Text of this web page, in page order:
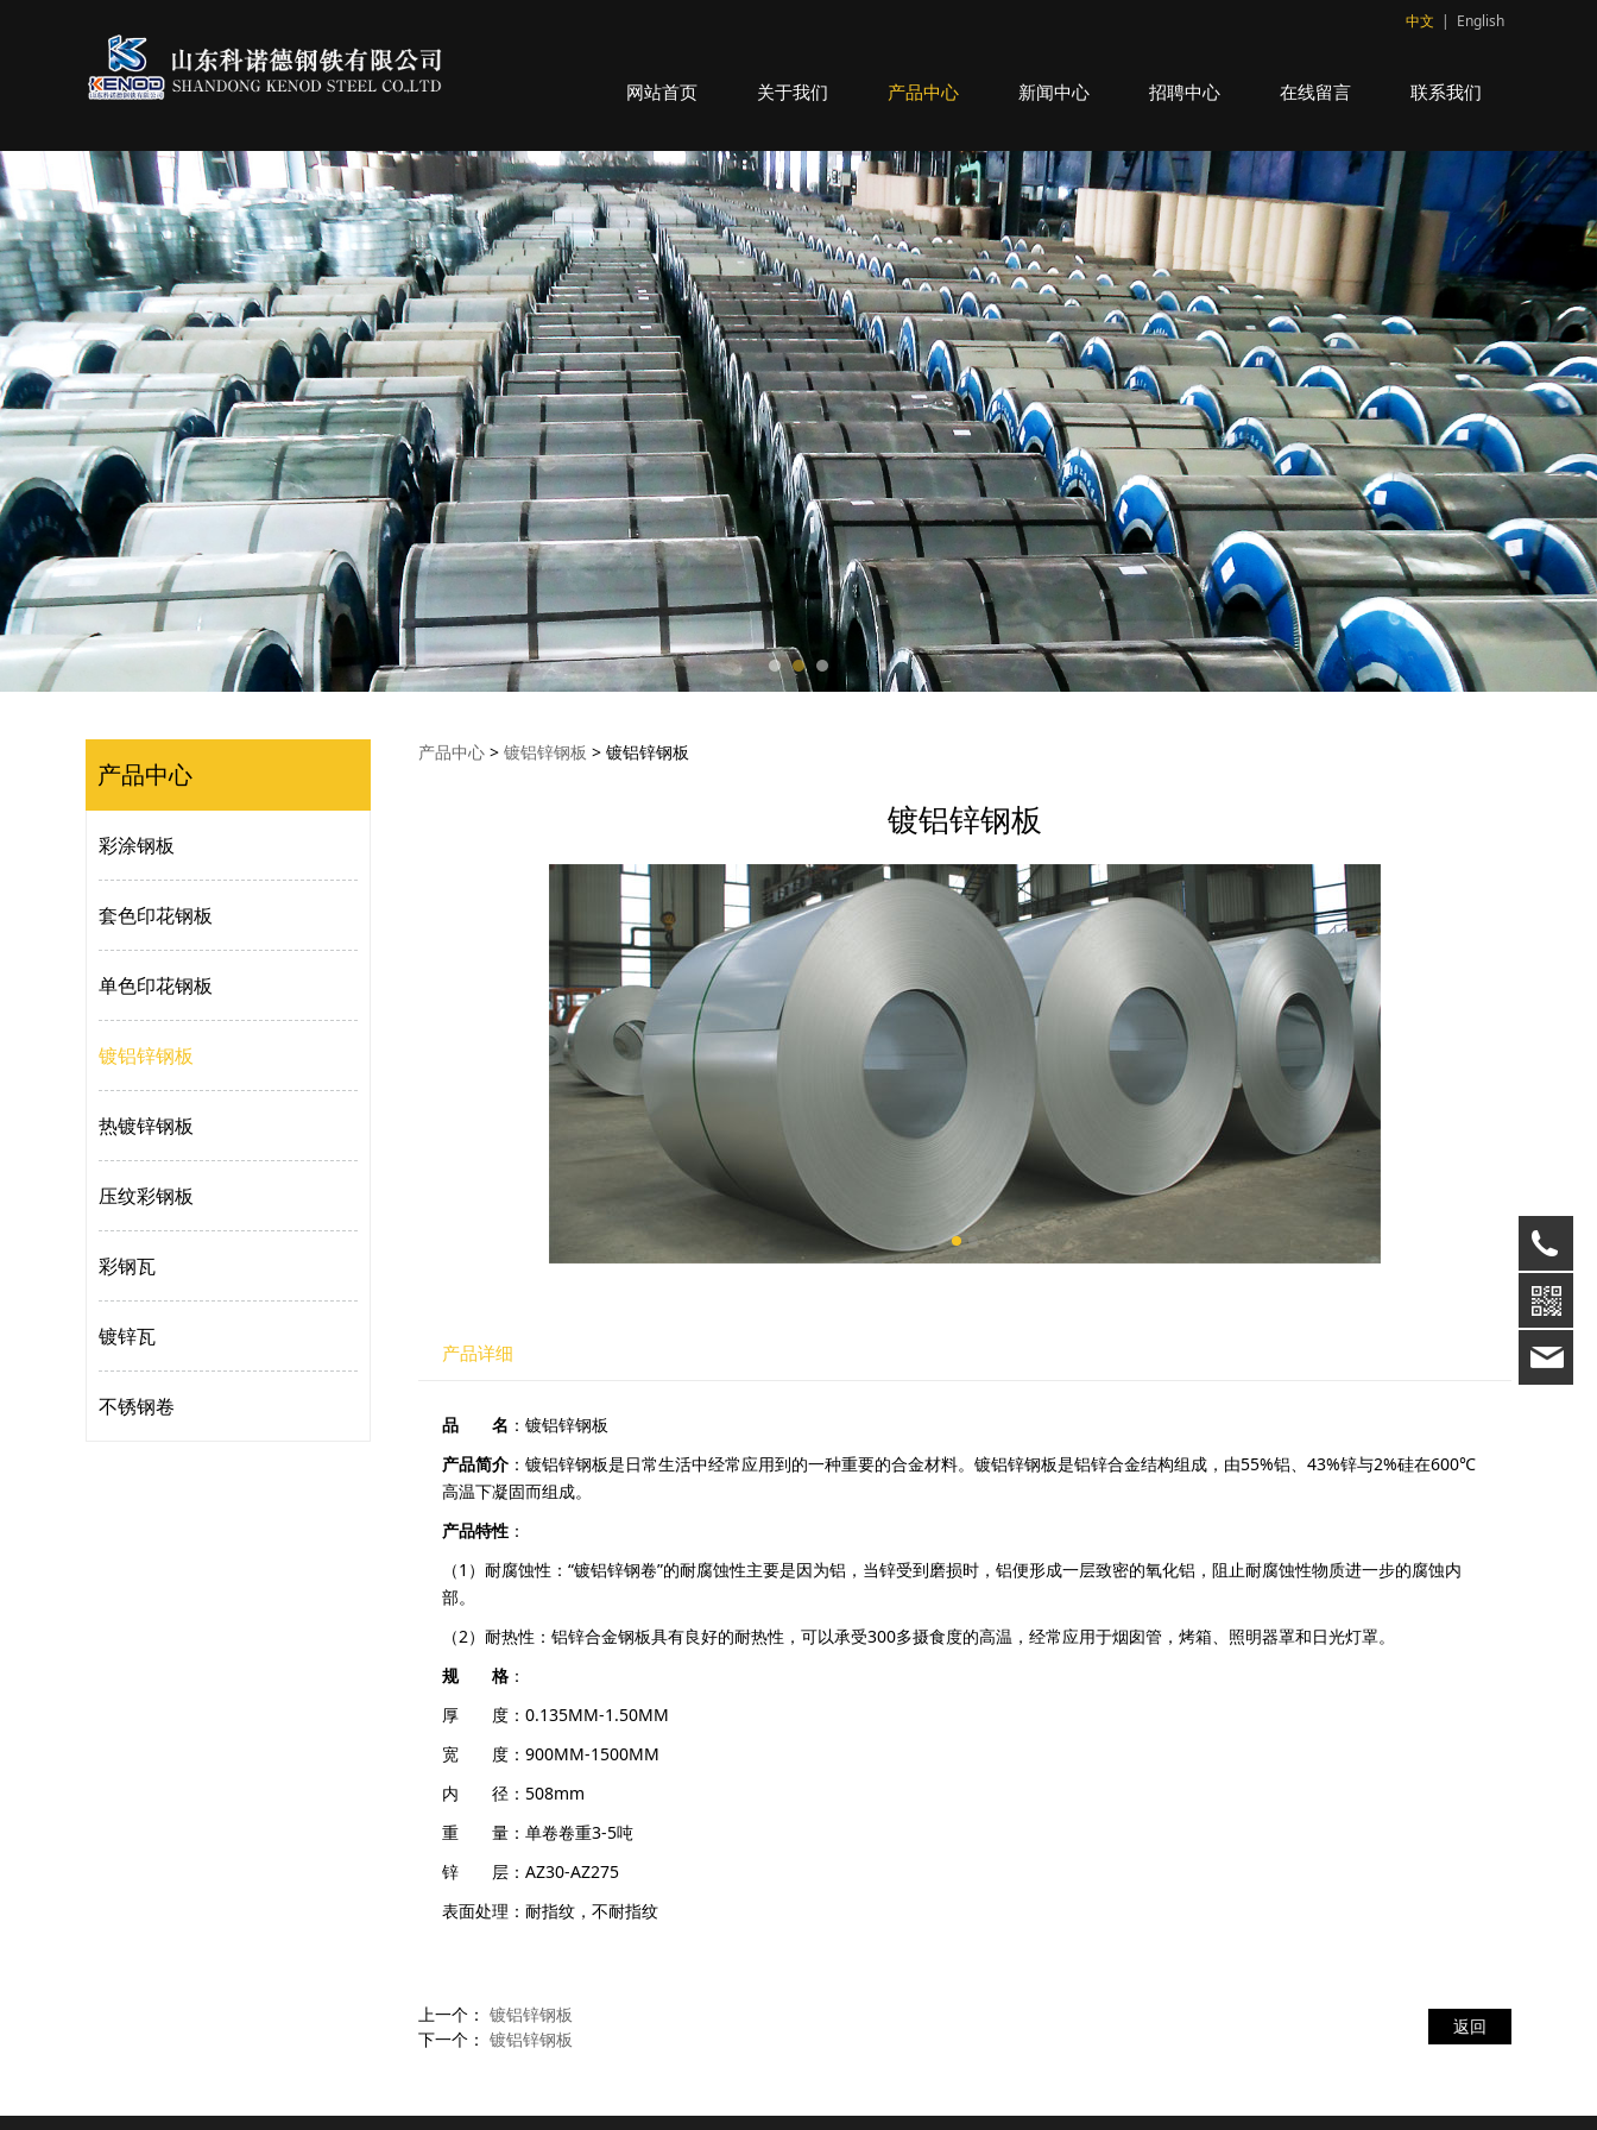
中文 | English
网站首页 关于我们 产品中心 新闻中心 招聘中心 在线留言 联系我们
产品中心
彩涂钢板
套色印花钢板
单色印花钢板
镀铝锌钢板
热镀锌钢板
压纹彩钢板
彩钢瓦
镀锌瓦
不锈钢卷
镀铝锌钢板
产品中心 > 镀铝锌钢板 > 镀铝锌钢板
镀铝锌钢板
产品详细
品 名 ：镀铝锌钢板
产品简介 ：镀铝锌钢板是日常生活中经常应用到的一种重要的合金材料。镀铝锌钢板是铝锌合金结构组成，由55%铝、43%锌与2%硅在600℃
高温下凝固而组成。
产品特性 ：
（1）耐腐蚀性：“镀铝锌钢卷”的耐腐蚀性主要是因为铝，当锌受到磨损时，铝便形成一层致密的氧化铝，阻止耐腐蚀性物质进一步的腐蚀内
部。
（2）耐热性：铝锌合金钢板具有良好的耐热性，可以承受300多摄食度的高温，经常应用于烟囱管，烤箱、照明器罩和日光灯罩。
规 格 ：
厚 度：0.135MM-1.50MM
宽 度：900MM-1500MM
内 径：508mm
重 量：单卷卷重3-5吨
锌 层：AZ30-AZ275
表面处理：耐指纹，不耐指纹
上一个： 镀铝锌钢板
下一个： 镀铝锌钢板
返回